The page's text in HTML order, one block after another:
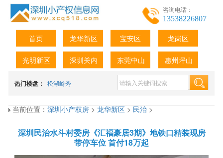
咨询电话：
13538226807
首页 龙华新区 宝安区 龙岗区
光明新区 深圳关内 东莞中山 惠州坪山
热门楼盘： 松湖岭秀
当前位置：深圳小产权房>龙华新区>民治>
深圳民治水斗村委房《汇福豪居3期》地铁口精装现房
带停车位 首付18万起